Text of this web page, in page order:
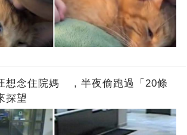
想念住院媽 ，半夜偷跑過「20條
探望